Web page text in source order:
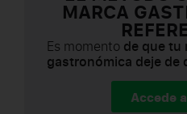
MARCA
Es momento de que tu
gastronómica deje de
Accede